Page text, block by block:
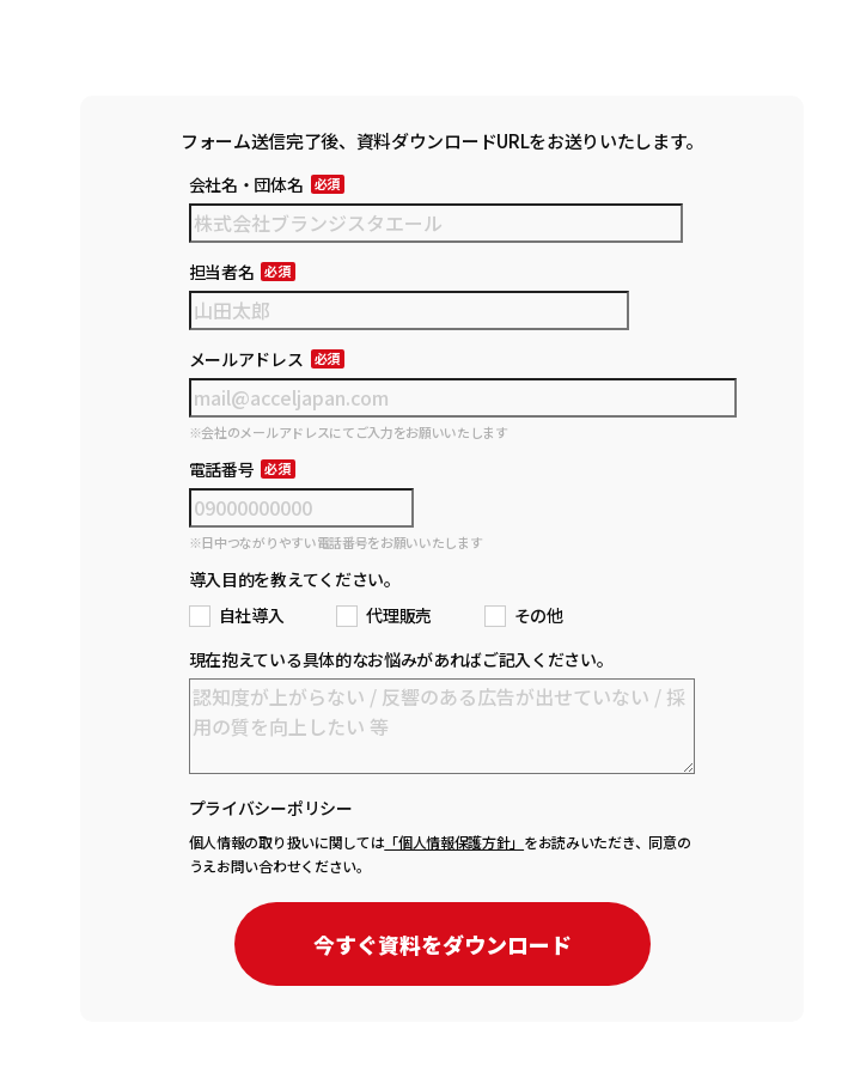
フォーム送信完了後、資料ダウンロードURLをお送りいたします。
会社名・団体名
担当者名
メールアドレス
※会社のメールアドレスにてご入力をお願いいたします
電話番号
※日中つながりやすい電話番号をお願いいたします
導入目的を教えてください。
自社導入
代理販売
その他
現在抱えている具体的なお悩みがあればご記入ください。
プライバシーポリシー
個人情報の取り扱いに関しては「個人情報保護方針」 をお読みいただき、同意の
うえお問い合わせください。